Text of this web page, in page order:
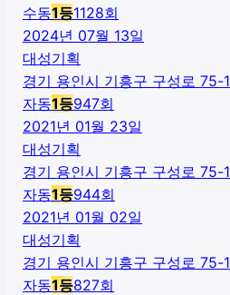
수동1등1128회
2024년 07월 13일
대성기획
경기 용인시 기흥구 구성로 75-1
자동1등947회
2021년 01월 23일
대성기획
경기 용인시 기흥구 구성로 75-1
자동1등944회
2021년 01월 02일
대성기획
경기 용인시 기흥구 구성로 75-1
자동1등827회